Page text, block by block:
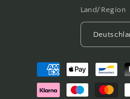
Land/Region
Zahlungsmethoden